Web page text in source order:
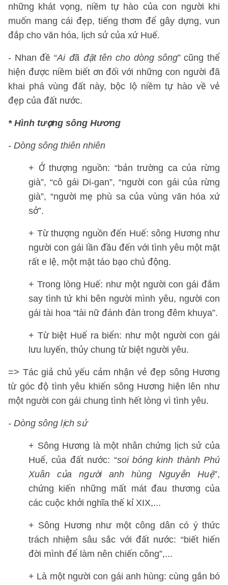
những khát vọng, niềm tự hào của con người khi
muốn mang cái đẹp, tiếng thơm để gây dựng, vun
đắp cho văn hóa, lịch sử của xứ Huế.
- Nhan đề “Ai đã đặt tên cho dòng sông” cũng thể
hiện được niềm biết ơn đối với những con người đã
khai phá vùng đất này, bộc lộ niềm tự hào về vẻ
đẹp của đất nước.
* Hình tượng sông Hương
- Dòng sông thiên nhiên
+ Ở thượng nguồn: “bản trường ca của rừng
già”, “cô gái Di-gan”, “người con gái của rừng
già”, “người mẹ phù sa của vùng văn hóa xứ
sở”.
+ Từ thượng nguồn đến Huế: sông Hương như
người con gái lần đầu đến với tình yêu một mặt
rất e lệ, một mặt táo bạo chủ động.
+ Trong lòng Huế: như một người con gái đắm
say tình tứ khi bên người mình yêu, người con
gái tài hoa “tài nữ đánh đàn trong đêm khuya”.
+ Từ biệt Huế ra biển: như một người con gái
lưu luyến, thủy chung từ biệt người yêu.
=> Tác giả chủ yếu cảm nhận vẻ đẹp sông Hương
từ góc độ tình yêu khiến sông Hương hiện lên như
một người con gái chung tình hết lòng vì tình yêu.
- Dòng sông lịch sử
+ Sông Hương là một nhân chứng lịch sử của
Huế, của đất nước: “soi bóng kinh thành Phú
Xuân của người anh hùng Nguyễn Huệ”,
chứng kiến những mất mát đau thương của
các cuộc khởi nghĩa thế kỉ XIX,...
+ Sông Hương như một công dân có ý thức
trách nhiệm sâu sắc với đất nước: “biết hiến
đời mình để làm nên chiến công”,...
+ Là một người con gái anh hùng: cùng gắn bó